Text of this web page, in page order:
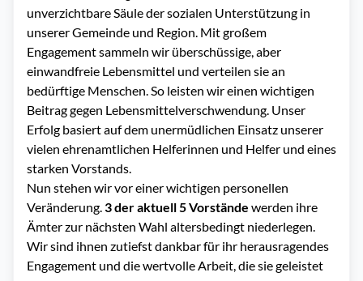
unverzichtbare Säule der sozialen Unterstützung in
unserer Gemeinde und Region. Mit großem
Engagement sammeln wir überschüssige, aber
einwandfreie Lebensmittel und verteilen sie an
bedürftige Menschen. So leisten wir einen wichtigen
Beitrag gegen Lebensmittelverschwendung. Unser
Erfolg basiert auf dem unermüdlichen Einsatz unserer
vielen ehrenamtlichen Helferinnen und Helfer und eines
starken Vorstands.
Nun stehen wir vor einer wichtigen personellen
Veränderung.3 der aktuell 5 Vorstände werden ihre
Ämter zur nächsten Wahl altersbedingt niederlegen.
Wir sind ihnen zutiefst dankbar für ihr herausragendes
Engagement und die wertvolle Arbeit, die sie geleistet